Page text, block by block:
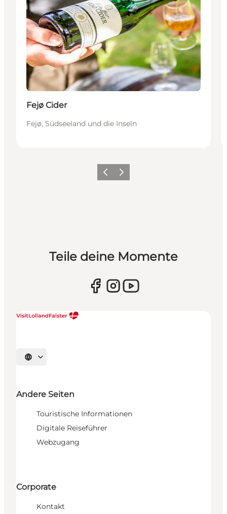
Fejø Cider
Fejø, Südseeland und die Inseln
ZurückWeiter
Teile deine Momente
Sprache auswählen
Andere Seiten
Touristische Informationen
Digitale Reiseführer
Webzugang
Corporate
Kontakt